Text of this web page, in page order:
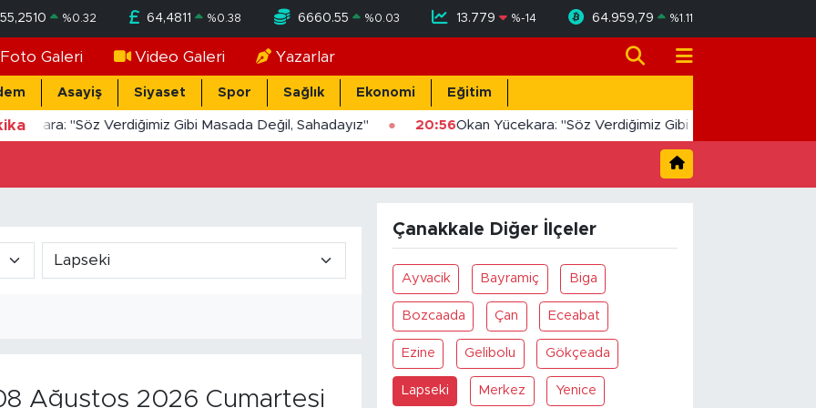
55,2510 %0.32 64,4811 %0.38 6660.55 %0.03 13.779 %-14 64.959,79 %1.11
Foto Galeri Video Galeri Yazarlar
Asayiş Siyaset Spor Sağlık Ekonomi Eğitim
"Söz Verdiğimiz Gibi Masada Değil, Sahadayız" 20:56Okan Yücekara: "Söz Verdiğimiz Gibi Masada Değil,
Ağustos 2026 Cumartesi
Çanakkale Diğer İlçeler
Ayvacik Bayramiç Biga
Bozcaada Çan Eceabat
Ezine Gelibolu Gökçeada
Lapseki Merkez Yenice